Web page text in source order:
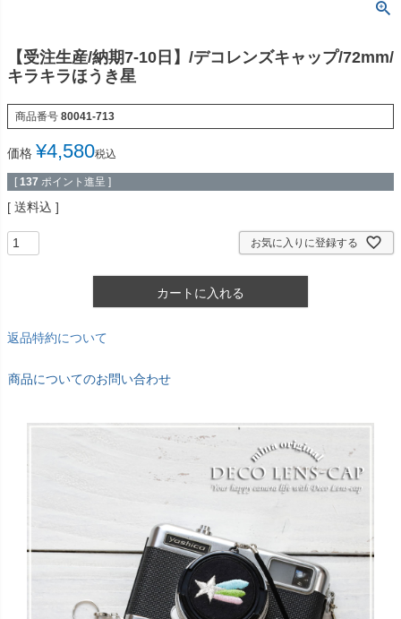
【受注生産/納期7-10日】/デコレンズキャップ/72mm/
キラキラほうき星
商品番号 80041-713
価格 ¥4,580税込
[ 137 ポイント進呈 ]
送料込
お気に入りに登録する
カートに入れる
返品特約について
商品についてのお問い合わせ